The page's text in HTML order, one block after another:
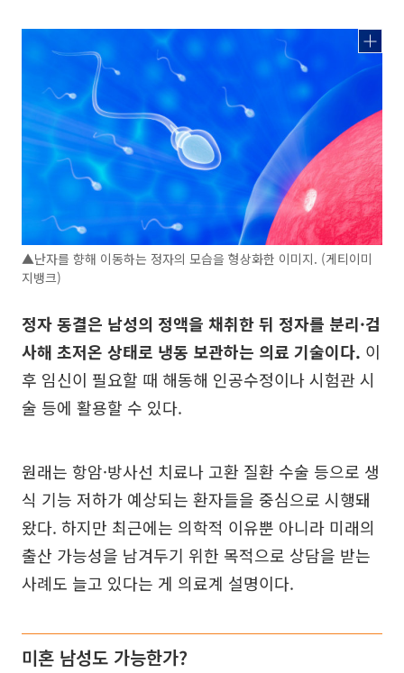
▲난자를 향해 이동하는 정자의 모습을 형상화한 이미지. (게티이미
지뱅크)
정자 동결은 남성의 정액을 채취한 뒤 정자를 분리·검
사해 초저온 상태로 냉동 보관하는 의료 기술이다. 이
후 임신이 필요할 때 해동해 인공수정이나 시험관 시
술 등에 활용할 수 있다.
원래는 항암·방사선 치료나 고환 질환 수술 등으로 생
식 기능 저하가 예상되는 환자들을 중심으로 시행돼
왔다. 하지만 최근에는 의학적 이유뿐 아니라 미래의
출산 가능성을 남겨두기 위한 목적으로 상담을 받는
사례도 늘고 있다는 게 의료계 설명이다.
미혼 남성도 가능한가?